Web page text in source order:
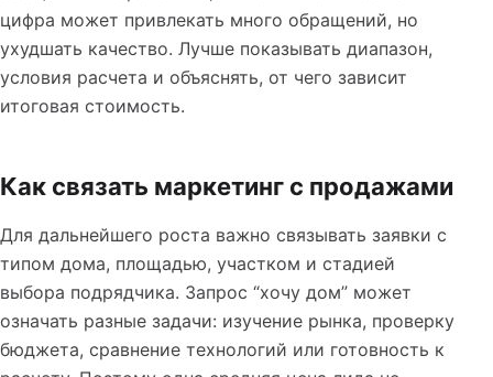
цифра может привлекать много обращений, но
ухудшать качество. Лучше показывать диапазон,
условия расчета и объяснять, от чего зависит
итоговая стоимость.
Как связать маркетинг с продажами
Для дальнейшего роста важно связывать заявки с
типом дома, площадью, участком и стадией
выбора подрядчика. Запрос “хочу дом” может
означать разные задачи: изучение рынка, проверку
бюджета, сравнение технологий или готовность к